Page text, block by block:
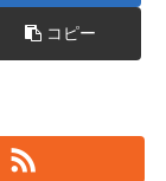
コピー